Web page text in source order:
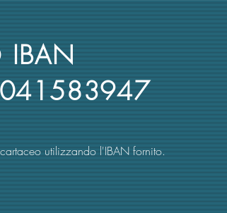
IBAN
utilizzando l'IBAN fornito.